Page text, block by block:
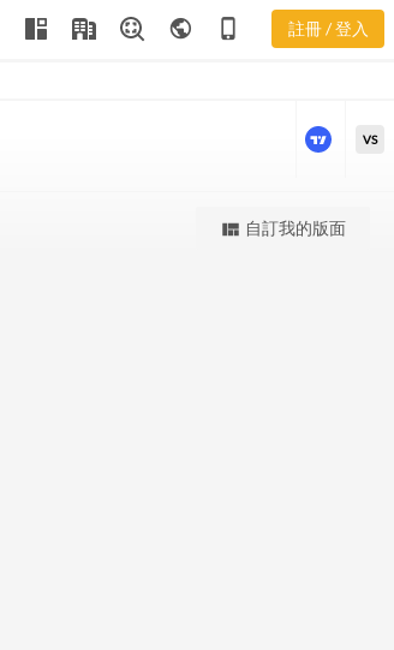
public phone_iphone 註冊 / 登入
更強大的進階價量圖表
VS
view_quilt 自訂我的版面